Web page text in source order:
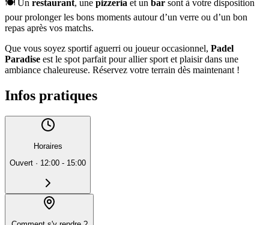
🍽️ Un restaurant, une pizzeria et un bar sont à votre disposition
pour prolonger les bons moments autour d’un verre ou d’un bon
repas après vos matchs.
Que vous soyez sportif aguerri ou joueur occasionnel, Padel
Paradise est le spot parfait pour allier sport et plaisir dans une
ambiance chaleureuse. Réservez votre terrain dès maintenant !
Infos pratiques
Horaires
Ouvert · 12:00 - 15:00